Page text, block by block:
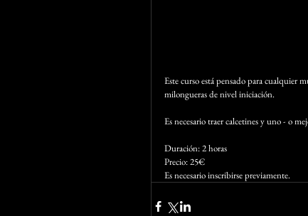
Este curso está pensado para cualquier
milongueras de nivel iniciación.
Es necesario traer calcetines y uno - o
Duración: 2 horas
Precio: 25€
Es necesario inscribirse previamente.